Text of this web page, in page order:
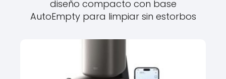
diseño compacto con base
AutoEmpty para limpiar sin estorbos